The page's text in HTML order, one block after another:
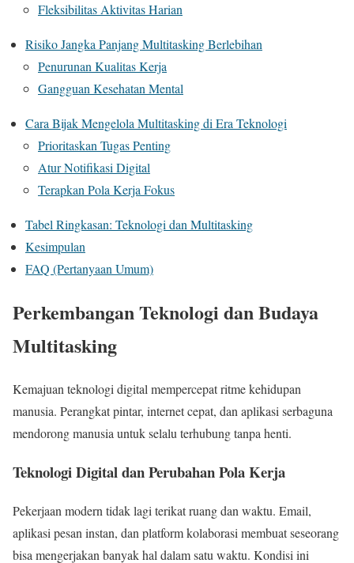
Fleksibilitas Aktivitas Harian
Risiko Jangka Panjang Multitasking Berlebihan
Penurunan Kualitas Kerja
Gangguan Kesehatan Mental
Cara Bijak Mengelola Multitasking di Era Teknologi
Prioritaskan Tugas Penting
Atur Notifikasi Digital
Terapkan Pola Kerja Fokus
Tabel Ringkasan: Teknologi dan Multitasking
Kesimpulan
FAQ (Pertanyaan Umum)
Perkembangan Teknologi dan Budaya
Multitasking
Kemajuan teknologi digital mempercepat ritme kehidupan
manusia. Perangkat pintar, internet cepat, dan aplikasi serbaguna
mendorong manusia untuk selalu terhubung tanpa henti.
Teknologi Digital dan Perubahan Pola Kerja
Pekerjaan modern tidak lagi terikat ruang dan waktu. Email,
aplikasi pesan instan, dan platform kolaborasi membuat seseorang
bisa mengerjakan banyak hal dalam satu waktu. Kondisi ini